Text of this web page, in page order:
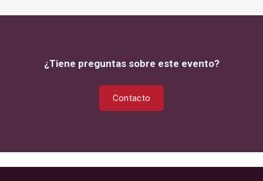
¿Tiene preguntas sobre este evento?
Contacto